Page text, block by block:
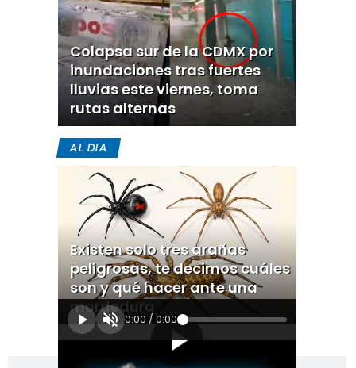
Colapsa sur de la CDMX por
inundaciones tras fuertes
lluvias este viernes, toma
rutas alternas
AL DIA
Existen solo tres arañas
peligrosas, te decimos cuáles
son y qué hacer ante una
mordedura
0:00 / 0:00
[Publicidad]